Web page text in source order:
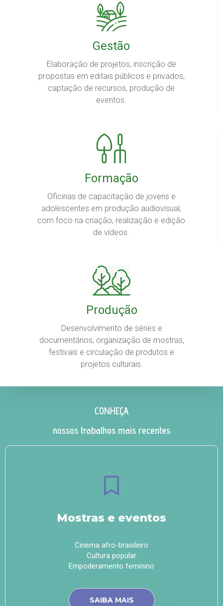
Gestão
Elaboração de projetos, inscrição de
propostas em editais públicos e privados,
captação de recursos, produção de
eventos.
Formação
Oficinas de capacitação de jovens e
adolescentes em produção audiovisual,
com foco na criação, realização e edição
de vídeos.
Produção
Desenvolvimento de séries e
documentários, organização de mostras,
festivais e circulação de produtos e
projetos culturais.
CONHEÇA
nossos trabalhos mais recentes
Mostras e eventos
Cinema afro-brasileiro
Cultura popular
Empoderamento feminino
SAIBA MAIS